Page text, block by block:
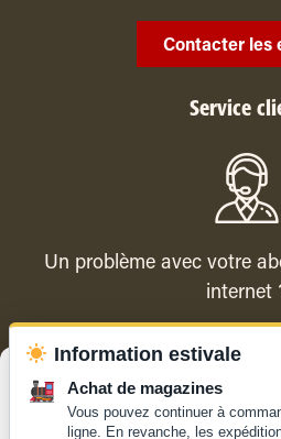
Pour offrir les meilleures expériences,
Contacter les
Service
Un problème avec votre
internet
Contacter le
Information estivale
Achat de magazines
Vous pouvez continuer à
ligne. En revanche, les